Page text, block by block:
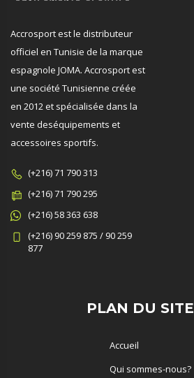
Accrosport est le distributeur
officiel en Tunisie de la marque
espagnole JOMA. Accrosport est
une société Tunisienne créée
en 2012 et spécialisée dans la
vente deséquipements et
accessoires sportifs.
(+216) 71 790 313
(+216) 71 790 295
(+216) 58 363 638
(+216) 90 259 875 / 90 259
877
PLAN DU SITE
Accueil
Qui sommes-nous?